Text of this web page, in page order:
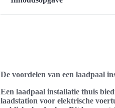
De voordelen van een laadpaal
Een laadpaal installatie thuis
laadstation voor elektrische